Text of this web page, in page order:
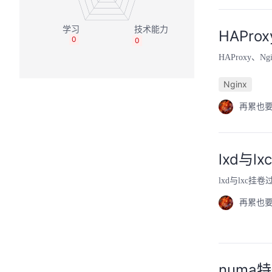
0
0
HAProxy、
Nginx
再累也
lxd与
lxd与lxc挂卷
再累也